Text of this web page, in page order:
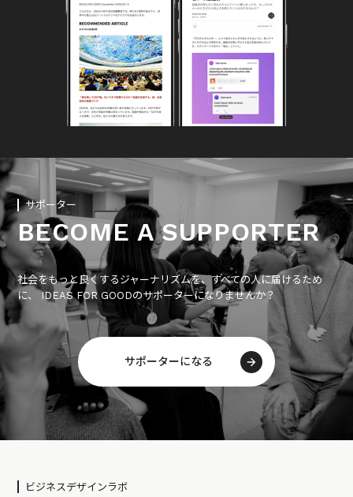
サポーター
BECOME A SUPPORTER
社会をもっと良くするジャーナリズムを、すべての人に届けるため
に、 IDEAS FOR GOODのサポーターになりませんか？
サポーターになる
ビジネスデザインラボ